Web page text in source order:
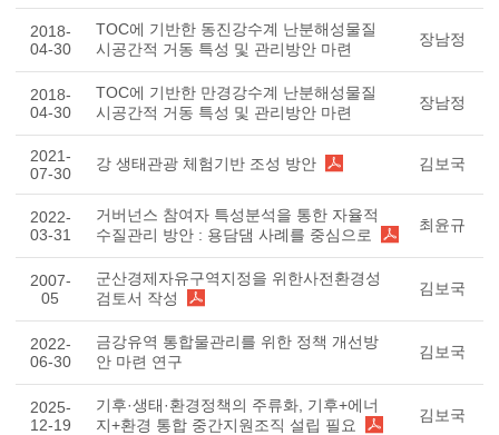
2018-
04-30
TOC에 기반한 동진강수계 난분해성물질
시공간적 거동 특성 및 관리방안 마련
장남정
2018-
04-30
TOC에 기반한 만경강수계 난분해성물질
시공간적 거동 특성 및 관리방안 마련
장남정
2021-
07-30
강 생태관광 체험기반 조성 방안 김보국
2022-
03-31
거버넌스 참여자 특성분석을 통한 자율적
수질관리 방안 : 용담댐 사례를 중심으로
최윤규
2007-
05
군산경제자유구역지정을 위한사전환경성
검토서 작성
김보국
2022-
06-30
금강유역 통합물관리를 위한 정책 개선방
안 마련 연구
김보국
2025-
12-19
기후·생태·환경정책의 주류화, 기후+에너
지+환경 통합 중간지원조직 설립 필요
김보국